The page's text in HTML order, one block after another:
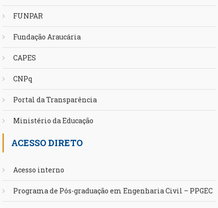
FUNPAR
Fundação Araucária
CAPES
CNPq
Portal da Transparência
Ministério da Educação
ACESSO DIRETO
Acesso interno
Programa de Pós-graduação em Engenharia Civil – PPGEC